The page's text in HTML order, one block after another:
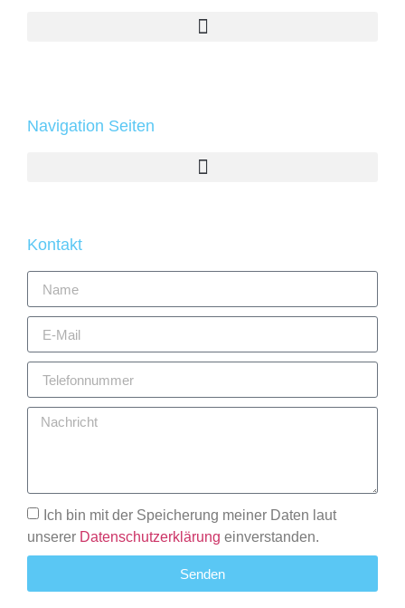
Navigation Seiten
Kontakt
Ich bin mit der Speicherung meiner Daten laut
unserer Datenschutzerklärung einverstanden.
Senden